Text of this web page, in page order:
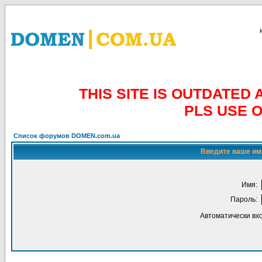
THIS SITE IS OUTDATED
PLS USE
Список форумов DOMEN.com.ua
Введите ваше
Имя:
Пароль:
Автоматически